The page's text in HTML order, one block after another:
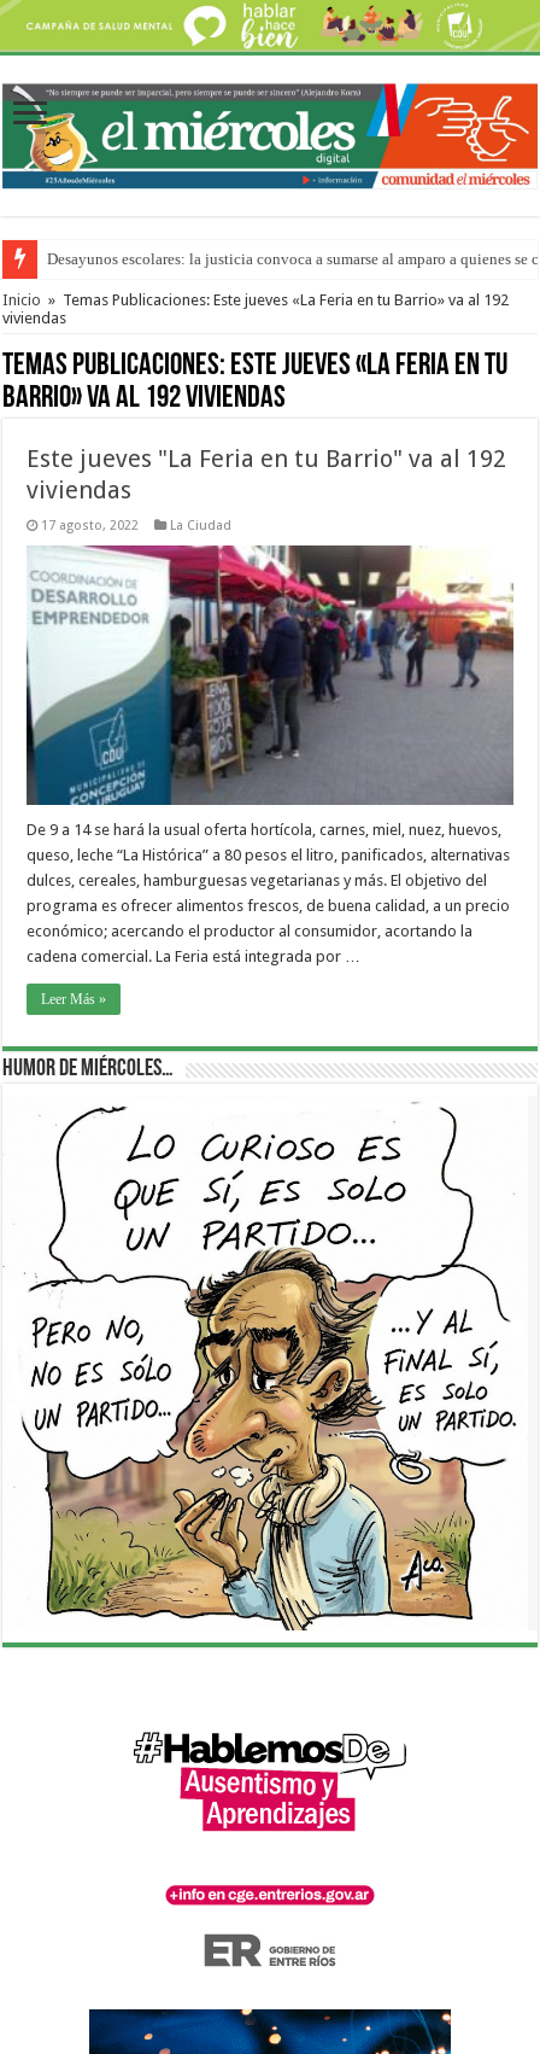
“La Feria en tu Barrio” para agostocon sus días y horarios
Inicio » Temas Publicaciones: Este jueves «La Feria en tu Barrio» va al 192
viviendas
Temas Publicaciones: Este jueves «La Feria en tu
Barrio» va al 192 viviendas
Este jueves "La Feria en tu Barrio" va al 192
viviendas
17 agosto, 2022 La Ciudad
De 9 a 14 se hará la usual oferta hortícola, carnes, miel, nuez, huevos,
queso, leche “La Histórica” a 80 pesos el litro, panificados, alternativas
dulces, cereales, hamburguesas vegetarianas y más. El objetivo del
programa es ofrecer alimentos frescos, de buena calidad, a un precio
económico; acercando el productor al consumidor, acortando la
cadena comercial. La Feria está integrada por …
Leer Más »
Humor de Miércoles…